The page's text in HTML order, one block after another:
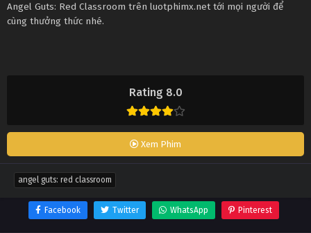
Rating 8.0
Xem Phim
Angel Guts: Red Classroom trên luotphimx.net tới mọi người để
cùng thưởng thức nhé.
angel guts: red classroom
Facebook Twitter WhatsApp Pinterest